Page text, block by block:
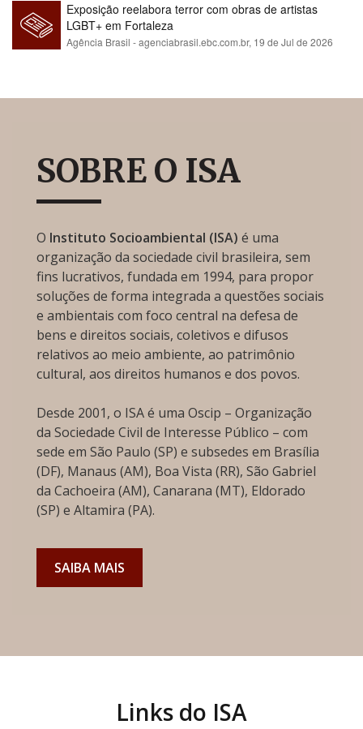
Exposição reelabora terror com obras de artistas
LGBT+ em Fortaleza
Agência Brasil - agenciabrasil.ebc.com.br, 19 de Jul de 2026
SOBRE O ISA
O Instituto Socioambiental (ISA) é uma
organização da sociedade civil brasileira, sem
fins lucrativos, fundada em 1994, para propor
soluções de forma integrada a questões sociais
e ambientais com foco central na defesa de
bens e direitos sociais, coletivos e difusos
relativos ao meio ambiente, ao patrimônio
cultural, aos direitos humanos e dos povos.
Desde 2001, o ISA é uma Oscip – Organização
da Sociedade Civil de Interesse Público – com
sede em São Paulo (SP) e subsedes em Brasília
(DF), Manaus (AM), Boa Vista (RR), São Gabriel
da Cachoeira (AM), Canarana (MT), Eldorado
(SP) e Altamira (PA).
SAIBA MAIS
Links do ISA